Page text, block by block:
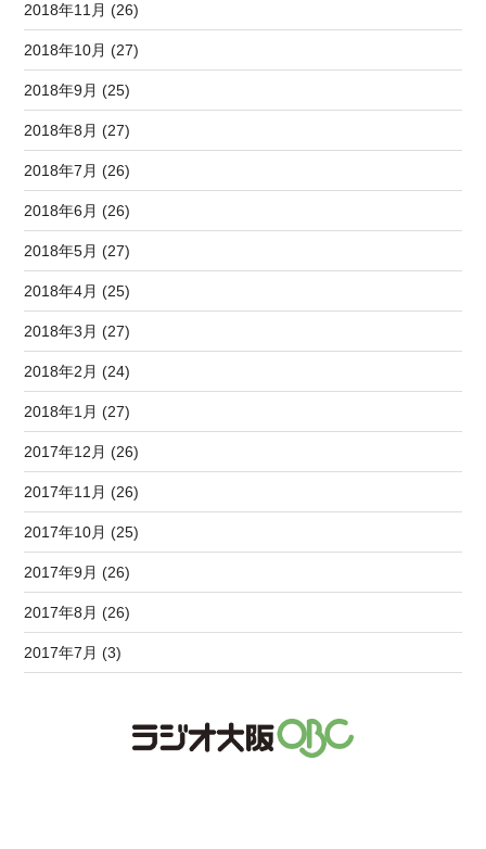
2018年11月 (26)
2018年10月 (27)
2018年9月 (25)
2018年8月 (27)
2018年7月 (26)
2018年6月 (26)
2018年5月 (27)
2018年4月 (25)
2018年3月 (27)
2018年2月 (24)
2018年1月 (27)
2017年12月 (26)
2017年11月 (26)
2017年10月 (25)
2017年9月 (26)
2017年8月 (26)
2017年7月 (3)